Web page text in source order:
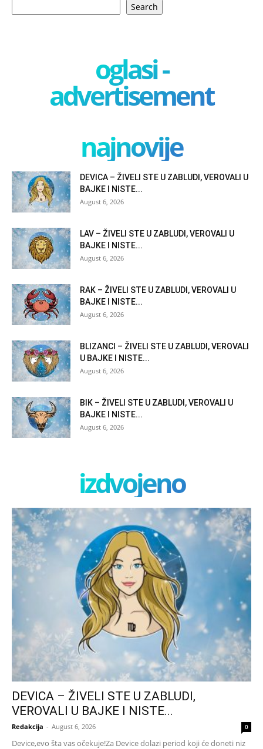
Search
oglasi -
advertisement
najnovije
DEVICA – ŽIVELI STE U ZABLUDI, VEROVALI U
BAJKE I NISTE...
August 6, 2026
LAV – ŽIVELI STE U ZABLUDI, VEROVALI U
BAJKE I NISTE...
August 6, 2026
RAK – ŽIVELI STE U ZABLUDI, VEROVALI U
BAJKE I NISTE...
August 6, 2026
BLIZANCI – ŽIVELI STE U ZABLUDI, VEROVALI
U BAJKE I NISTE...
August 6, 2026
BIK – ŽIVELI STE U ZABLUDI, VEROVALI U
BAJKE I NISTE...
August 6, 2026
izdvojeno
DEVICA – ŽIVELI STE U ZABLUDI,
VEROVALI U BAJKE I NISTE...
Redakcija - August 6, 2026 0
Device,evo šta vas očekuje!Za Device dolazi period koji će doneti niz